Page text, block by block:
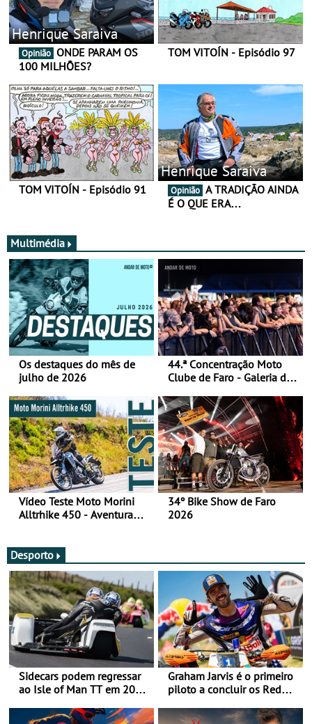
Henrique Saraiva
Opinião
100 MILHÕES?
TOM VITOÍN - Episódio 97
TOM VITOÍN - Episódio 91
Henrique Saraiva
Opinião
É O QUE ERA…
Multimédia
Os destaques do mês de
julho de 2026
44.ª Concentração Moto
Clube de Faro - Galeria de
Vídeo Teste Moto Morini
Alltrhike 450 - Aventura
34º Bike Show de Faro
2026
Desporto
Sidecars podem regressar
ao Isle of Man TT em 2027
Graham Jarvis é o primeiro
piloto a concluir os Red
moto elétrica